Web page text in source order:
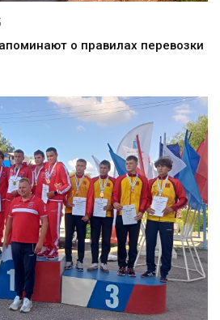
о правилах перевозки